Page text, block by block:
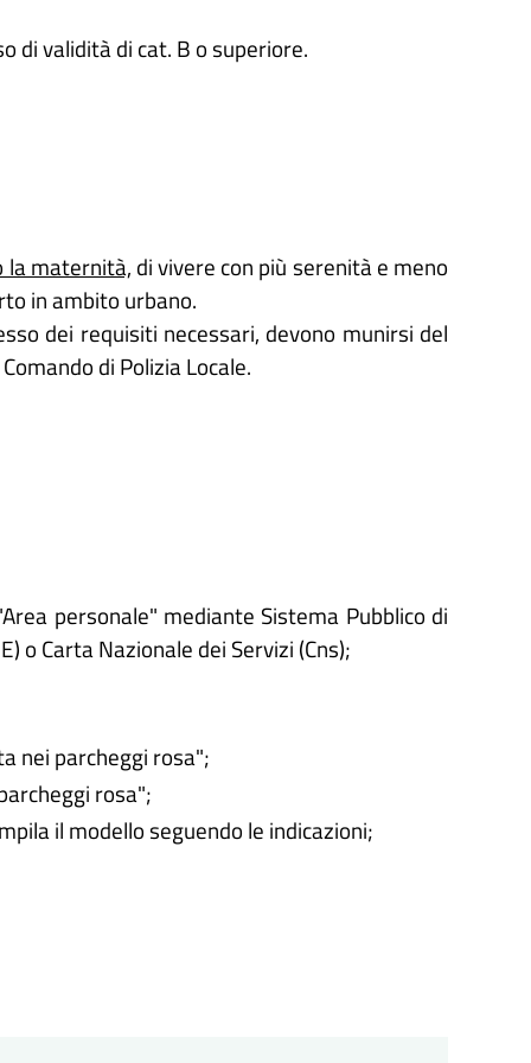
di validità di cat. B o superiore.
la maternità, di vivere con più serenità e meno
in ambito urbano.
dei requisiti necessari, devono munirsi del
di Polizia Locale.
personale" mediante Sistema Pubblico di
o Carta Nazionale dei Servizi (Cns);
nei parcheggi rosa";
rosa";
il modello seguendo le indicazioni;